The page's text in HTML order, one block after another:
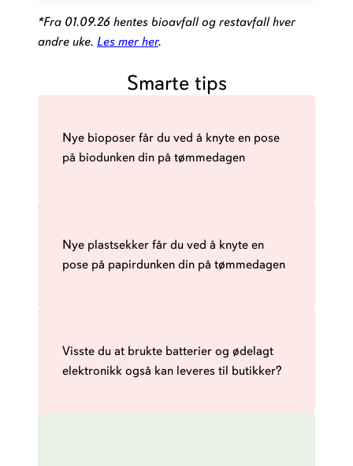
*Fra 01.09.26 hentes bioavfall og restavfall hver
andre uke. Les mer her.
Smarte tips
Nye bioposer får du ved å knyte en pose
på biodunken din på tømmedagen
Nye plastsekker får du ved å knyte en
pose på papirdunken din på tømmedagen
Visste du at brukte batterier og ødelagt
elektronikk også kan leveres til butikker?